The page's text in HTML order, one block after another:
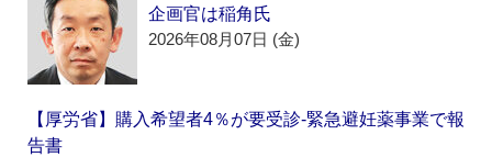
企画官は稲角氏
2026年08月07日 (金)
【厚労省】購入希望者4％が要受診‐緊急避妊薬事業で報
告書